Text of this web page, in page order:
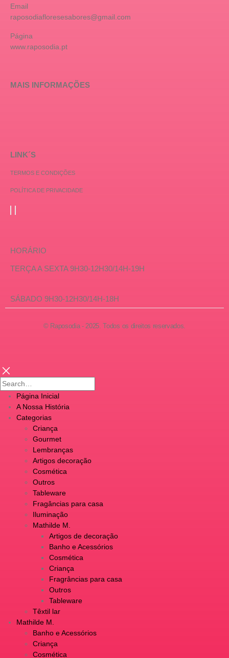
Email
raposodiafloresesabores@gmail.com
Página
www.raposodia.pt
MAIS INFORMAÇÕES
LINK´S
TERMOS E CONDIÇÕES
POLÍTICA DE PRIVACIDADE
HORÁRIO
TERÇA A SEXTA 9H30-12H30/14H-19H
SÁBADO 9H30-12H30/14H-18H
© Raposodia - 2025. Todos os direitos reservados.
Página Inicial
A Nossa História
Categorias
Criança
Gourmet
Lembranças
Artigos decoração
Cosmética
Outros
Tableware
Fragâncias para casa
Iluminação
Mathilde M.
Artigos de decoração
Banho e Acessórios
Cosmética
Criança
Fragrâncias para casa
Outros
Tableware
Têxtil lar
Mathilde M.
Banho e Acessórios
Criança
Cosmética